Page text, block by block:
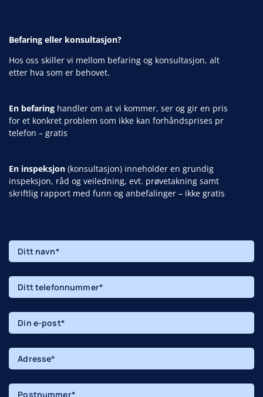
Befaring eller konsultasjon?
Hos oss skiller vi mellom befaring og konsultasjon, alt
etter hva som er behovet.
En befaring handler om at vi kommer, ser og gir en pris
for et konkret problem som ikke kan forhåndsprises pr
telefon – gratis
En inspeksjon (konsultasjon) inneholder en grundig
inspeksjon, råd og veiledning, evt. prøvetakning samt
skriftlig rapport med funn og anbefalinger – ikke gratis